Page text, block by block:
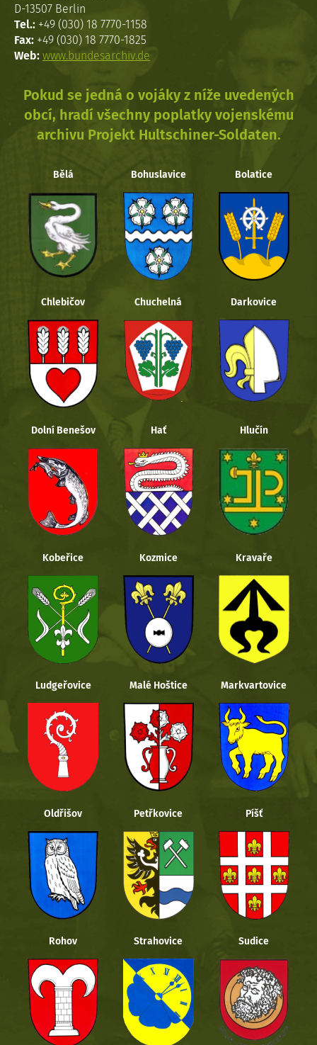
D-13507 Berlin
Tel.: +49 (030) 18 7770-1158
Fax: +49 (030) 18 7770-1825
Web: www.bundesarchiv.de
Pokud se jedná o vojáky z níže uvedených
obcí, hradí všechny poplatky vojenskému
archivu Projekt Hultschiner-Soldaten.
Bělá Bohuslavice Bolatice
Chlebičov Chuchelná Darkovice
Dolní Benešov Hať Hlučín
Kobeřice Kozmice Kravaře
Ludgeřovice Malé Hoštice Markvartovice
Oldřišov Petřkovice Píšť
Rohov Strahovice Sudice